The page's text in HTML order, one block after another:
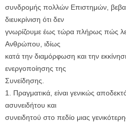
συνδρομής πολλών Επιστημών,
διευκρίνιση ότι δεν
γνωρίζουμε έως τώρα πλήρως πώς
Ανθρώπου, ιδίως
κατά την διαμόρφωση και την
ενεργοποίησης της
Συνείδησης.
1. Πραγματικά, είναι γενικώς
ασυνειδήτου και
συνειδητού στο πεδίο μιας